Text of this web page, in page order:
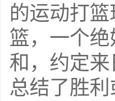
的运动打
篮，一个
和，约定
总结了胜